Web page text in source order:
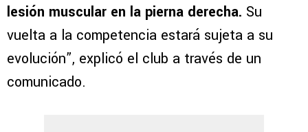
lesión muscular en la pierna derecha. Su
vuelta a la competencia estará sujeta a su
evolución”, explicó el club a través de un
comunicado.